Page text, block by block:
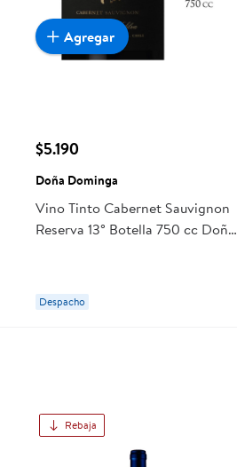
$5.190
Doña Dominga
Vino Tinto Cabernet Sauvignon
Reserva 13° Botella 750 cc Doña
Despacho
Agregar
Rebaja